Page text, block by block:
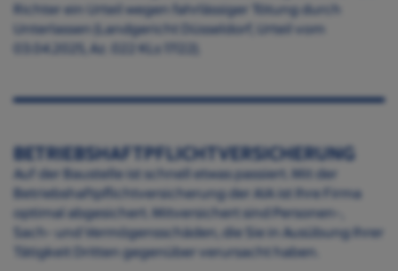
Richter ein Urteil wegen fahrlässiger Tötung durch
Unterlassen (Landgericht Düsseldorf, Urteil vom
03.04.2025, Az. 022 KLs 17/22).
BETRIEBSHAFTPFLICHT­VERSICHERUNG
Auf der Baustelle ist schnell etwas passiert. Mit der
Betriebshaftpflichtversicherung der AIA ist Ihre Firma
optimal abgesichert. Mitversichert sind Personen-,
Sach- und Vermögensschäden, die Sie in Ausübung Ihrer
Tätigkeit Dritten gegenüber verursacht haben.